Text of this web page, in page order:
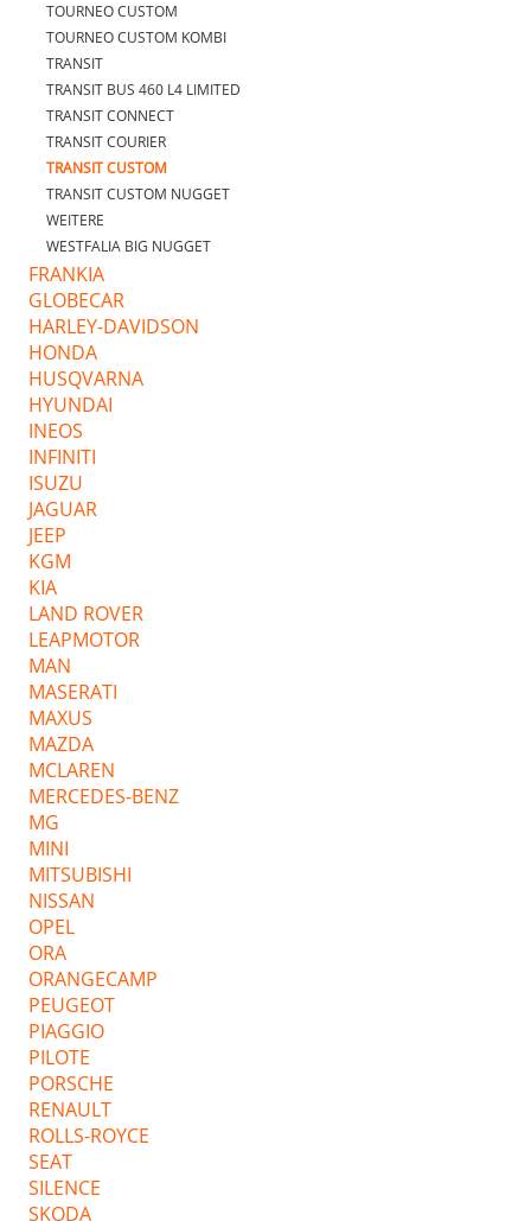
TOURNEO CUSTOM
TOURNEO CUSTOM KOMBI
TRANSIT
TRANSIT BUS 460 L4 LIMITED
TRANSIT CONNECT
TRANSIT COURIER
TRANSIT CUSTOM
TRANSIT CUSTOM NUGGET
WEITERE
WESTFALIA BIG NUGGET
FRANKIA
GLOBECAR
HARLEY-DAVIDSON
HONDA
HUSQVARNA
HYUNDAI
INEOS
INFINITI
ISUZU
JAGUAR
JEEP
KGM
KIA
LAND ROVER
LEAPMOTOR
MAN
MASERATI
MAXUS
MAZDA
MCLAREN
MERCEDES-BENZ
MG
MINI
MITSUBISHI
NISSAN
OPEL
ORA
ORANGECAMP
PEUGEOT
PIAGGIO
PILOTE
PORSCHE
RENAULT
ROLLS-ROYCE
SEAT
SILENCE
SKODA